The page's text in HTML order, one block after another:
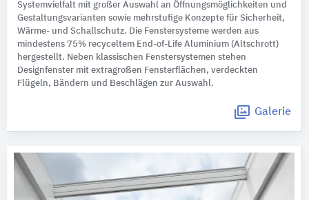
Systemvielfalt mit großer Auswahl an Öffnungsmöglichkeiten und
Gestaltungsvarianten sowie mehrstufige Konzepte für Sicherheit,
Wärme- und Schallschutz. Die Fenstersysteme werden aus
mindestens 75% recyceltem End-of-Life Aluminium (Altschrott)
hergestellt. Neben klassischen Fenstersystemen stehen
Designfenster mit extragroßen Fensterflächen, verdeckten
Flügeln, Bändern und Beschlägen zur Auswahl.
Galerie